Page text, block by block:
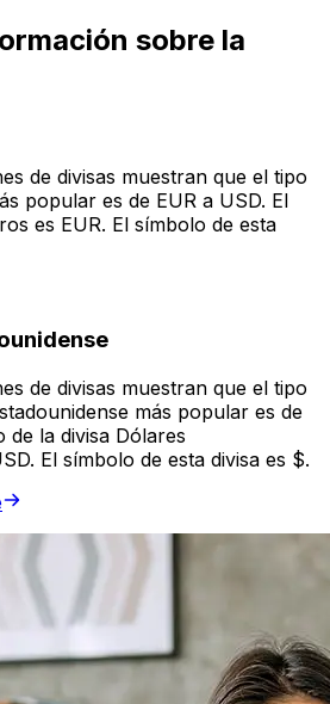
sobre la
de divisas muestran que el tipo
popular es de EUR a USD. El
es EUR. El símbolo de esta
de divisas muestran que el tipo
más popular es de
de la divisa Dólares
El símbolo de esta divisa es $.